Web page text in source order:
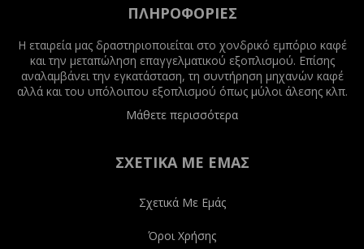
ΠΛΗΡΟΦΟΡΊΕΣ
Η εταιρεία μας δραστηριοποιείται στο χονδρικό εμπόριο καφέ
και την μεταπώληση επαγγελματικού εξοπλισμού. Επίσης
αναλαμβάνει την εγκατάσταση, τη συντήρηση μηχανών καφέ
αλλά και του υπόλοιπου εξοπλισμού όπως μύλοι άλεσης κλπ.
Μάθετε περισσότερα
ΣΧΕΤΙΚΆ ΜΕ ΕΜΆΣ
Σχετικά Με Εμάς
Όροι Χρήσης